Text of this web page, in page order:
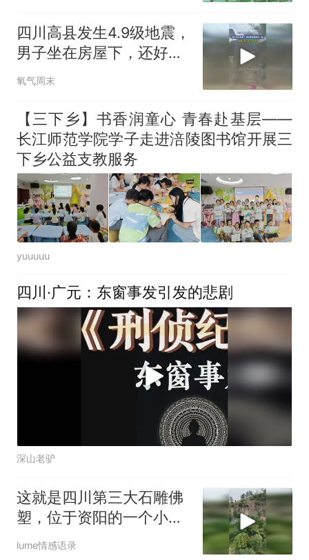
四川高县发生4.9级地震，
男子坐在房屋下，还好跑
得快逃过一劫
氧气周末
【三下乡】书香润童心 青春赴基层——
长江师范学院学子走进涪陵图书馆开展三
下乡公益支教服务
yuuuuu
四川·广元：东窗事发引发的悲剧
深山老驴
这就是四川第三大石雕佛
塑，位于资阳的一个小山
村里边，
lume情感语录